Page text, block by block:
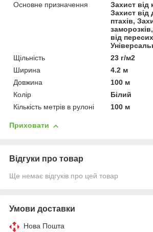
Основне призначення
Захист від
Захист від
птахів,
від
Щільність
23 г/м2
Ширина
4.2 м
Довжина
100 м
Колір
Білий
Кількість метрів в рулоні
100 м
Приховати
Відгуки про товар
Ще немає відгуків про цей товар
Умови доставки
Нова Пошта